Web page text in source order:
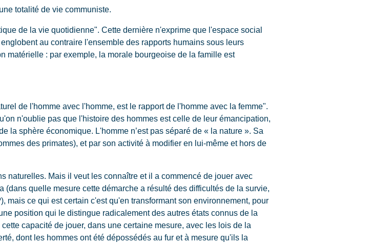
totalité de vie communiste.
de la vie quotidienne". Cette dernière n'exprime que l'espace social
au contraire l'ensemble des rapports humains sous leurs
matérielle : par exemple, la morale bourgeoise de la famille est
de l'homme avec l'homme, est le rapport de l'homme avec la femme".
n'oublie pas que l'histoire des hommes est celle de leur émancipation,
la sphère économique. L'homme n’est pas séparé de « la nature ». Sa
des primates), et par son activité à modifier en lui-même et hors de
naturelles. Mais il veut les connaître et il a commencé de jouer avec
quelle mesure cette démarche a résulté des difficultés de la survie,
mais ce qui est certain c'est qu'en transformant son environnement, pour
position qui le distingue radicalement des autres états connus de la
capacité de jouer, dans une certaine mesure, avec les lois de la
dont les hommes ont été dépossédés au fur et à mesure qu'ils la